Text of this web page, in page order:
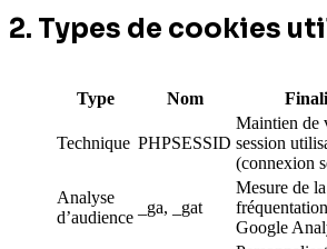
2. Types de cookies
Type Nom
Technique PHPSESSID
Maintien de
session
(connexion
Analyse
d’audience
_ga, _gat
Mesure de la
Google